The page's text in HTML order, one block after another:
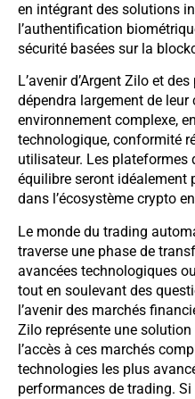
en intégrant des solutions
l’authentification
sécurité basées sur la
L’avenir d’Argent Zilo et
dépendra largement de
environnement complexe,
technologique, conformité
utilisateur. Les plateformes
équilibre seront idéalement
dans l’écosystème crypto
Le monde du trading
traverse une phase de
avancées technologiques
tout en soulevant des
l’avenir des marchés
Zilo représente une
l’accès à ces marchés
technologies les plus
performances de trading.